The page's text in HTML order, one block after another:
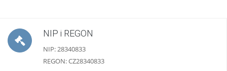
NIP i REGON
NIP: 28340833
REGON: CZ28340833